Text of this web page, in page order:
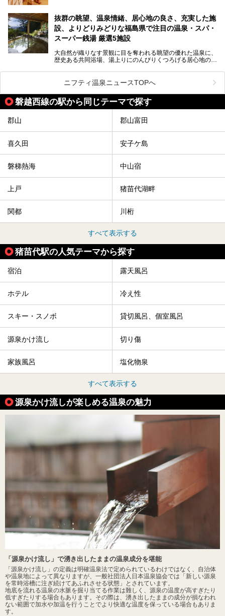
「最近疲れが溜まってる。リフレッシュできる場所ないか
な？」
そんな方は、ぜひサウナに足を運んでみてくださいね。
抜群の眺望、温泉情緒、居心地の良さ、充実した施
設、よりどりみどりな福島県で注目の温泉・スパ・
スーパー銭湯 厳選5施設
大自然が織りなす景観に目を奪われる眺望の優れた温泉に、
歴史ある共同浴場、湯上りにのんびりくつろげる居心地のい
スーパー銭湯など、多種多様な温浴施設が割拠する福島県。
今回は、そんな福島県にある温浴施設のなかから、筆者が
「一度訪ねてみたい」と気になっている魅力的な施設を5件
ピックアップして紹介します。
※2021/07/21時点の情報です。
ニフティ温泉ニュースTOPへ
磐越西線の駅から同じテーマで探す
郡山 郡山富田
喜久田 安子ケ島
磐梯熱海 中山宿
上戸 猪苗代湖畔
関都 川桁
すべて表示する
猪苗代駅の人気テーマから探す
宿泊 露天風呂
ホテル 冷え性
スキー・スノボ 貸切風呂、個室風呂
源泉かけ流し 切り傷
家族風呂 塩化物泉
すべて表示する
源泉かけ流しが楽しめる温泉の魅力
「源泉かけ流し」で湧き出したままの温泉成分を堪能
「源泉かけ流し」の定義は明確温泉法で定められているわけではなく、自治体
や温泉地によって異なりますが、一般社団法人日本温泉協会では「新しい源泉
を常時浴槽に注ぎ続けてあふれさせる状態」とされています。
地底を流れる温泉の水脈を掘り当てる作業は難しく、源泉の温度が高すぎたり
低すぎたりする場合もあります。その際は、湧き出したままの成分が損なわれ
ない範囲で加水や加温を行うことでより快適な温度を保っている場合もありま
す。